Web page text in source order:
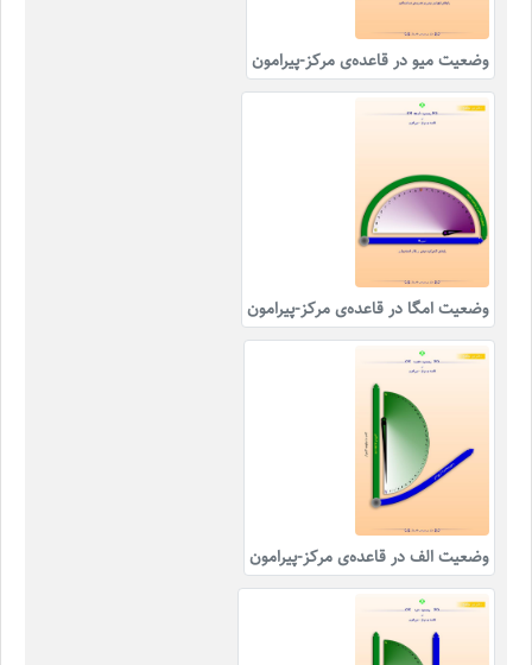
وضعیت میو در قاعده‌ی مرکز-پیرامون
وضعیت امگا در قاعده‌ی مرکز-پیرامون
وضعیت الف در قاعده‌ی مرکز-پیرامون